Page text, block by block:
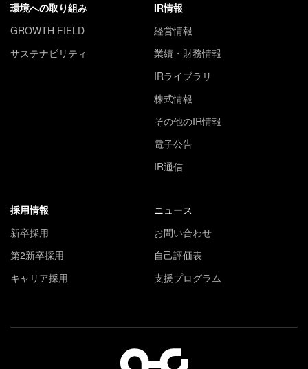
環境への取り組み
GROWTH FIELD
サステナビリティ
IR情報
経営情報
業績・財務情報
IRライブラリ
株式情報
その他のIR情報
電子公告
IR通信
採用情報
新卒採用
第2新卒採用
キャリア採用
ニュース
お問い合わせ
自己評価表
支援プログラム